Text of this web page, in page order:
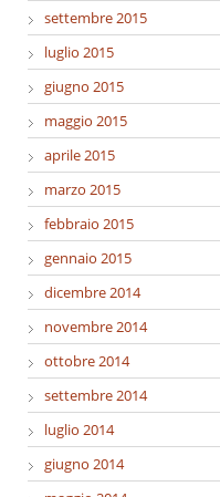
settembre 2015
luglio 2015
giugno 2015
maggio 2015
aprile 2015
marzo 2015
febbraio 2015
gennaio 2015
dicembre 2014
novembre 2014
ottobre 2014
settembre 2014
luglio 2014
giugno 2014